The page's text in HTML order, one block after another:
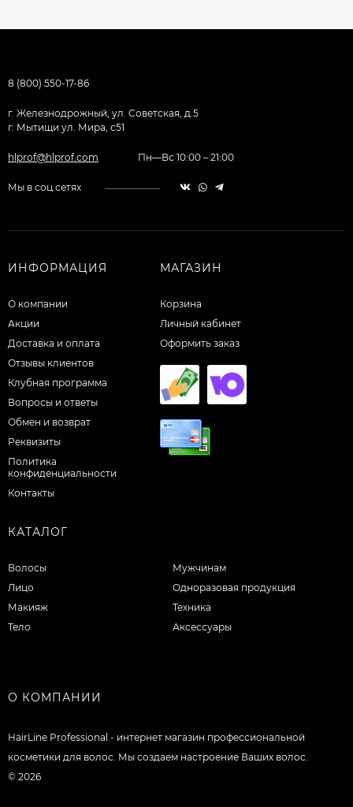
8 (800) 550-17-86
г. Железнодрожный, ул. Советская, д.5
г. Мытищи ул. Мира, с51
hlprof@hlprof.com Пн—Вс 10:00 – 21:00
Мы в соц.сетях
ИНФОРМАЦИЯ
О компании
Акции
Доставка и оплата
Отзывы клиентов
Клубная программа
Вопросы и ответы
Обмен и возврат
Реквизиты
Политика
конфиденциальности
Контакты
МАГАЗИН
Корзина
Личный кабинет
Оформить заказ
КАТАЛОГ
Волосы
Лицо
Макияж
Тело
Мужчинам
Одноразовая продукция
Техника
Аксессуары
О КОМПАНИИ
HairLine Professional - интернет магазин профессиональной
косметики для волос. Мы создаем настроение Ваших волос.
© 2026